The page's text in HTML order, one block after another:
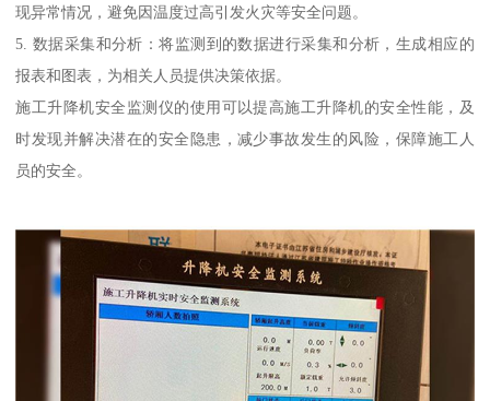
现异常情况，避免因温度过高引发火灾等安全问题。
5. 数据采集和分析：将监测到的数据进行采集和分析，生成相应的
报表和图表，为相关人员提供决策依据。
施工升降机安全监测仪的使用可以提高施工升降机的安全性能，及
时发现并解决潜在的安全隐患，减少事故发生的风险，保障施工人
员的安全。